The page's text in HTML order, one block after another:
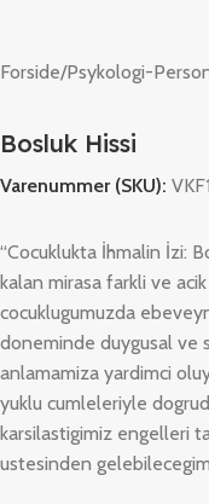
Forside/Psykologi-
Bosluk Hissi
Varenummer (SKU):
“Cocuklukta İhmalin İzi:
kalan mirasa farkli ve
cocuklugumuzda
doneminde duygusal ve
anlamamiza yardimci
yuklu cumleleriyle
karsilastigimiz engelleri
ustesinden